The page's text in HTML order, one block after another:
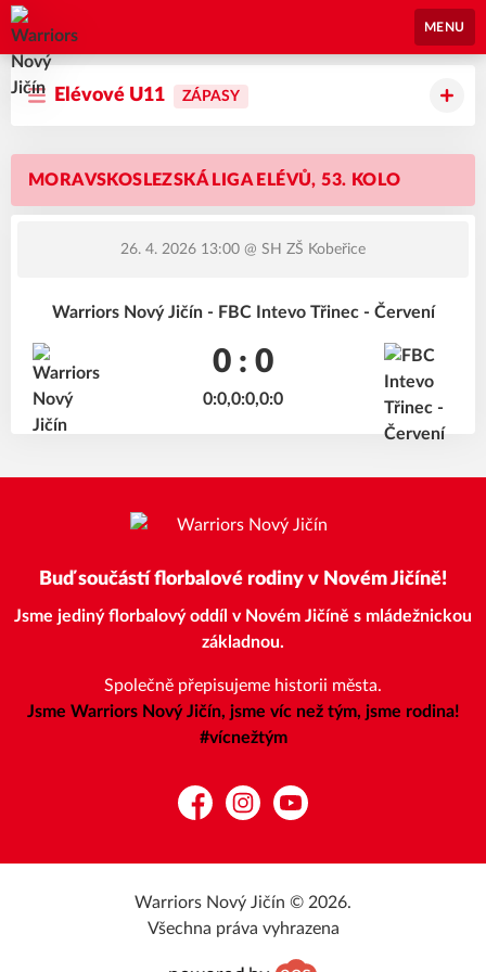
Warriors Nový Jičín
MENU
Elévové U11 ZÁPASY
MORAVSKOSLEZSKÁ LIGA ELÉVŮ, 53. KOLO
26. 4. 2026 13:00 @ SH ZŠ Kobeřice
Warriors Nový Jičín - FBC Intevo Třinec - Červení
0 : 0
0:0,0:0,0:0
Buď součástí florbalové rodiny v Novém Jičíně!
Jsme jediný florbalový oddíl v Novém Jičíně s mládežnickou
základnou.
Společně přepisujeme historii města.
Jsme Warriors Nový Jičín, jsme víc než tým, jsme rodina!
#vícnežtým
FacebookInstagramYouTube
Warriors Nový Jičín © 2026.
Všechna práva vyhrazena